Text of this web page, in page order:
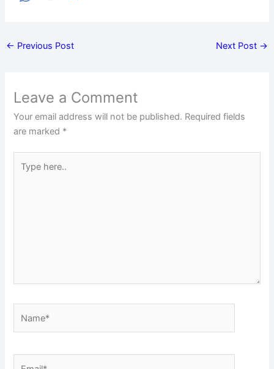
← Previous Post Next Post →
Leave a Comment
Your email address will not be published. Required fields
are marked *
here..